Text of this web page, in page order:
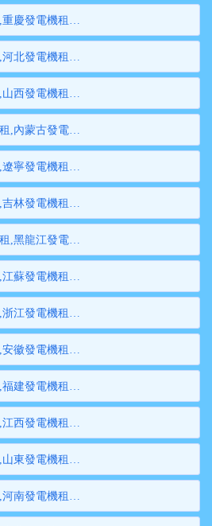
重慶柴油發電機租賃出租,重慶發電機租賃,重慶發電機出租,重慶大型發電機租賃,重慶大型發電機出租
河北柴油發電機租賃出租,河北發電機租賃,河北發電機出租,河北大型發電機租賃,河北大型發電機出租
山西柴油發電機租賃出租,山西發電機租賃,山西發電機出租,山西大型發電機租賃,山西大型發電機出租
內蒙古柴油發電機租賃出租,內蒙古發電機租賃,內蒙古發電機出租,內蒙古大型發電機租賃,內蒙古大型發電機出租
遼寧柴油發電機租賃出租,遼寧發電機租賃,遼寧發電機出租,遼寧大型發電機租賃,遼寧大型發電機出租
吉林柴油發電機租賃出租,吉林發電機租賃,吉林發電機出租,吉林大型發電機租賃,吉林大型發電機出租
黑龍江柴油發電機租賃出租,黑龍江發電機租賃,黑龍江發電機出租,黑龍江大型發電機租賃,黑龍江大型發電機出租
江蘇柴油發電機租賃出租,江蘇發電機租賃,江蘇發電機出租,江蘇大型發電機租賃,江蘇大型發電機出租
浙江柴油發電機租賃出租,浙江發電機租賃,浙江發電機出租,浙江大型發電機租賃,浙江大型發電機出租
安徽柴油發電機租賃出租,安徽發電機租賃,安徽發電機出租,安徽大型發電機租賃,安徽大型發電機出租
福建柴油發電機租賃出租,福建發電機租賃,福建發電機出租,福建大型發電機租賃,福建大型發電機出租
江西柴油發電機租賃出租,江西發電機租賃,江西發電機出租,江西大型發電機租賃,江西大型發電機出租
山東柴油發電機租賃出租,山東發電機租賃,山東發電機出租,山東大型發電機租賃,山東大型發電機出租
河南柴油發電機租賃出租,河南發電機租賃,河南發電機出租,河南大型發電機租賃,河南大型發電機出租